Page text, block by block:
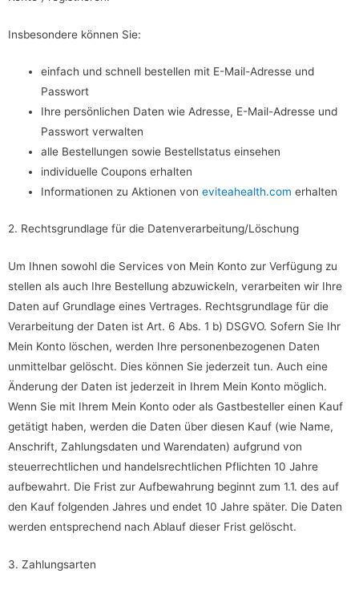
Insbesondere können Sie:
einfach und schnell bestellen mit E-Mail-Adresse und
Passwort
Ihre persönlichen Daten wie Adresse, E-Mail-Adresse und
Passwort verwalten
alle Bestellungen sowie Bestellstatus einsehen
individuelle Coupons erhalten
Informationen zu Aktionen voneviteahealth.com erhalten
2. Rechtsgrundlage für die Datenverarbeitung/Löschung
Um Ihnen sowohl die Services von Mein Konto zur Verfügung zu
stellen als auch Ihre Bestellung abzuwickeln, verarbeiten wir Ihre
Daten auf Grundlage eines Vertrages. Rechtsgrundlage für die
Verarbeitung der Daten ist Art. 6 Abs. 1 b) DSGVO. Sofern Sie Ihr
Mein Konto löschen, werden Ihre personenbezogenen Daten
unmittelbar gelöscht. Dies können Sie jederzeit tun. Auch eine
Änderung der Daten ist jederzeit in Ihrem Mein Konto möglich.
Wenn Sie mit Ihrem Mein Konto oder als Gastbesteller einen Kauf
getätigt haben, werden die Daten über diesen Kauf (wie Name,
Anschrift, Zahlungsdaten und Warendaten) aufgrund von
steuerrechtlichen und handelsrechtlichen Pflichten 10 Jahre
aufbewahrt. Die Frist zur Aufbewahrung beginnt zum 1.1. des auf
den Kauf folgenden Jahres und endet 10 Jahre später. Die Daten
werden entsprechend nach Ablauf dieser Frist gelöscht.
3. Zahlungsarten